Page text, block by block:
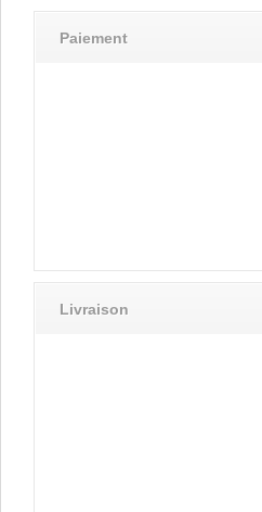
Paiement
Livraison